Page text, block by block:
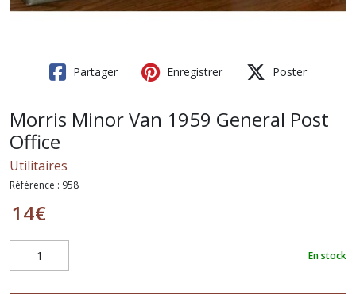
Partager Enregistrer Poster
Morris Minor Van 1959 General Post
Office
Utilitaires
Référence : 958
14€
En stock